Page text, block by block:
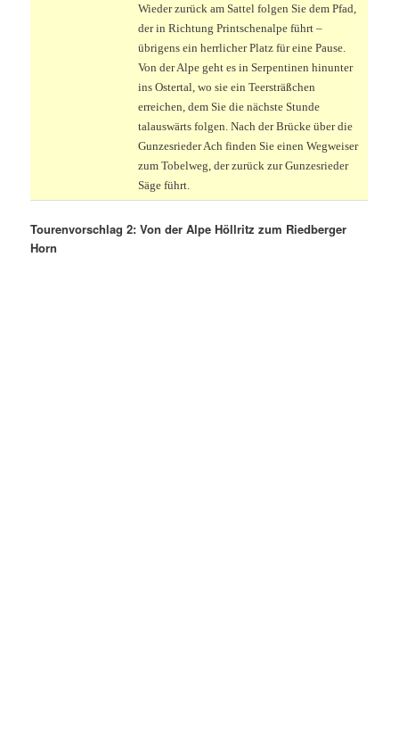
Wieder zurück am Sattel folgen Sie dem Pfad,
der in Richtung Printschenalpe führt –
übrigens ein herrlicher Platz für eine Pause.
Von der Alpe geht es in Serpentinen hinunter
ins Ostertal, wo sie ein Teersträßchen
erreichen, dem Sie die nächste Stunde
talauswärts folgen. Nach der Brücke über die
Gunzesrieder Ach finden Sie einen Wegweiser
zum Tobelweg, der zurück zur Gunzesrieder
Säge führt.
Tourenvorschlag 2: Von der Alpe Höllritz zum Riedberger
Horn